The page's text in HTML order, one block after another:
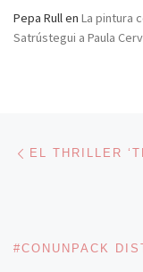
Pepa Rullen La pintura
Satrústegui a Paula